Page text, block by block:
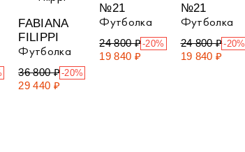
FABIANA
FILIPPI
Футболка
36 800 ₽
29 440 ₽
-20%
№21
Футболка
24 800 ₽
19 840 ₽
-20%
№21
Футболка
24 800 ₽
19 840 ₽
-20%